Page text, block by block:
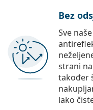
Bez
Sve
strani
također
lako